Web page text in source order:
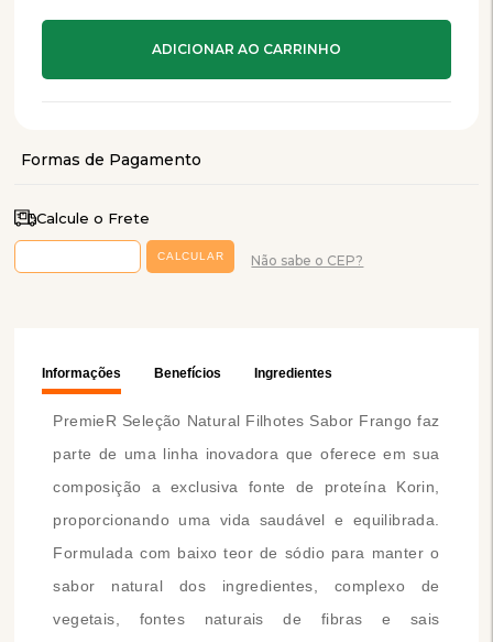
Calcule o Frete
Não sabe o CEP?
Informações Benefícios Ingredientes
PremieR Seleção Natural Filhotes Sabor Frango faz
parte de uma linha inovadora que oferece em sua
composição a exclusiva fonte de proteína Korin,
proporcionando uma vida saudável e equilibrada.
Formulada com baixo teor de sódio para manter o
sabor natural dos ingredientes, complexo de
vegetais, fontes naturais de fibras e sais